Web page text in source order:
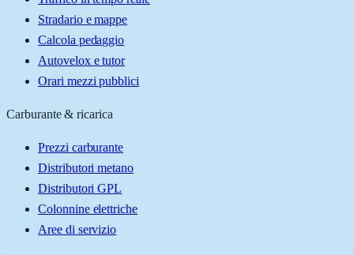
Stradario e mappe
Calcola pedaggio
Autovelox e tutor
Orari mezzi pubblici
Carburante & ricarica
Prezzi carburante
Distributori metano
Distributori GPL
Colonnine elettriche
Aree di servizio